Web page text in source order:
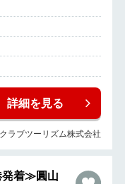
詳細を見る
ラブツーリズム株式会社
発着≫圓山